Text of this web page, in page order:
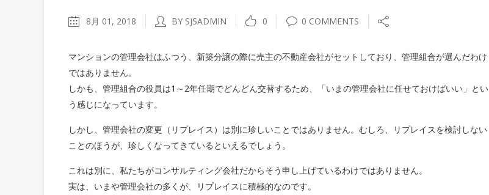
8月 01, 2018 BY SJSADMIN 0 0 COMMENTS
マンションの管理会社はふつう、新築分譲の際に売主の不動産会社がセットしており、管理組合が選んだわけ
ではありません。
しかも、管理組合の役員は1～2年任期でどんどん交替するため、「いまの管理会社に任せておけばいい」とい
う感じになっています。
しかし、管理会社の変更（リプレイス）は別に珍しいことではありません。むしろ、リプレイスを検討しない
ことのほうが、珍しくなってきているといえるでしょう。
これは別に、私たちがコンサルティング会社だからそう申し上げているわけではありません。
実は、いまや管理会社の多くが、リプレイスに積極的なのです。